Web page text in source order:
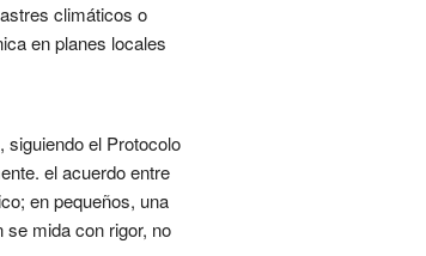
climáticos o
en planes locales
el Protocolo
el acuerdo entre
en pequeños, una
mida con rigor, no